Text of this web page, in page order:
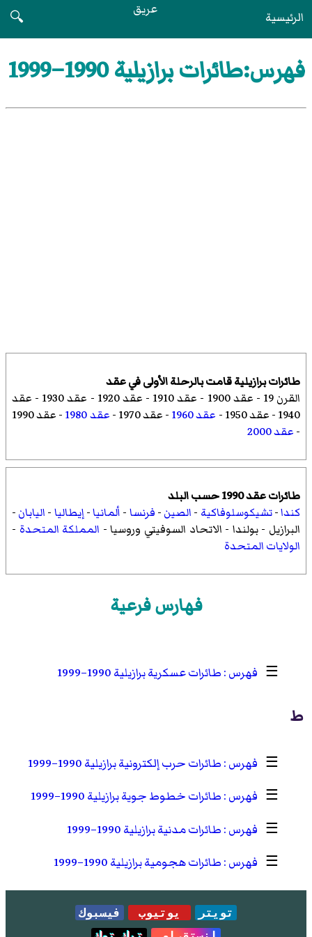
الرئيسية عريق
🔍
فهرس:طائرات برازيلية 1990–1999
طائرات برازيلية قامت بالرحلة الأولى في عقد
القرن 19
- عقد 1900 - عقد 1910 - عقد 1920 - عقد 1930 - عقد
1940
- عقد 1950 - عقد 1960 - عقد 1970 - عقد 1980 - عقد 1990
- عقد 2000
طائرات عقد 1990 حسب البلد
كندا-تشيكوسلوفاكية - الصين - فرنسا - ألمانيا-إيطاليا - اليابان -
البرازيل -بولندا - الاتحاد السوفيتي وروسيا- المملكة المتحدة -
الولايات المتحدة
فهارس فرعية
☰ طائرات عسكرية برازيلية 1990–1999
ط
☰
طائرات حرب إلكترونية برازيلية 1990–1999
☰
طائرات خطوط جوية برازيلية 1990–1999
☰
طائرات مدنية برازيلية 1990–1999
☰
طائرات هجومية برازيلية 1990–1999
تويتر يوتيوب
فيسبوك